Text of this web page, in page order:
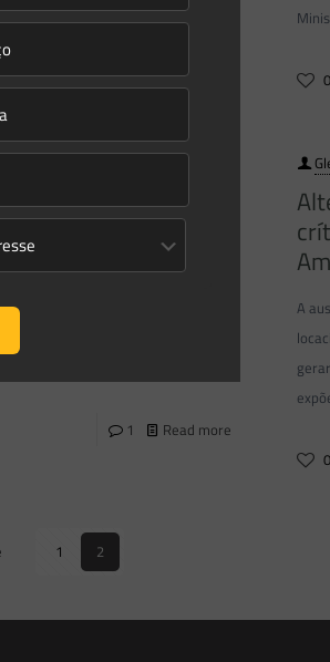
0
no estudo de
das áreas de influência no
Quem atua na área de
no país conhece bem as
1 Read more
A
0
1 2